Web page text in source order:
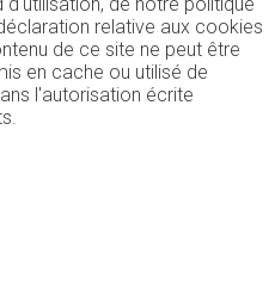
relative aux cookies
de ce site ne peut être
en cache ou utilisé de
l'autorisation écrite